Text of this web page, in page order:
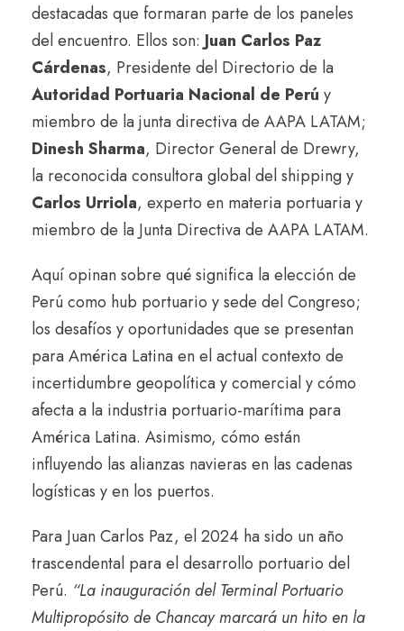
destacadas que formaran parte de los paneles
del encuentro. Ellos son: Juan Carlos Paz
Cárdenas, Presidente del Directorio de la
Autoridad Portuaria Nacional de Perú y
miembro de la junta directiva de AAPA LATAM;
Dinesh Sharma, Director General de Drewry,
la reconocida consultora global del shipping y
Carlos Urriola, experto en materia portuaria y
miembro de la Junta Directiva de AAPA LATAM.
Aquí opinan sobre qué significa la elección de
Perú como hub portuario y sede del Congreso;
los desafíos y oportunidades que se presentan
para América Latina en el actual contexto de
incertidumbre geopolítica y comercial y cómo
afecta a la industria portuario-marítima para
América Latina. Asimismo, cómo están
influyendo las alianzas navieras en las cadenas
logísticas y en los puertos.
Para Juan Carlos Paz, el 2024 ha sido un año
trascendental para el desarrollo portuario del
Perú. “La inauguración del Terminal Portuario
Multipropósito de Chancay marcará un hito en la